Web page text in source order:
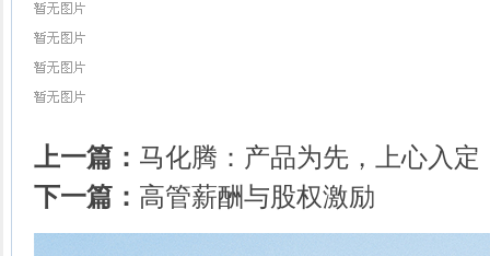
上一篇： 马化腾：产品为先，上心入定
下一篇： 高管薪酬与股权激励